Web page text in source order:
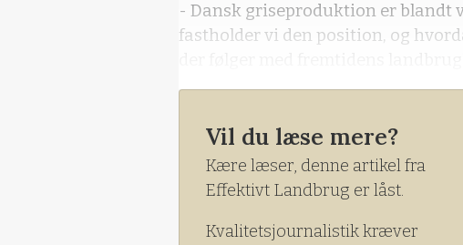
- Dansk griseproduktion er blandt
fastholder vi den position, og
Vil du læse mere?
Kære læser, denne artikel fra
Effektivt Landbrug er låst.
Kvalitetsjournalistik kræver